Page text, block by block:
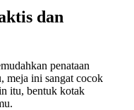
dan
penataan
meja ini sangat cocok
itu, bentuk kotak